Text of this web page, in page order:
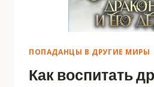
ПОПАДАНЦЫ В ДРУГИЕ МИРЫ
Как воспитать